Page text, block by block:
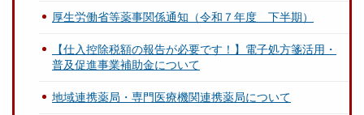
厚生労働省等薬事関係通知（令和７年度 下半期）
【仕入控除税額の報告が必要です！】電子処方箋活用・
普及促進事業補助金について
地域連携薬局・専門医療機関連携薬局について